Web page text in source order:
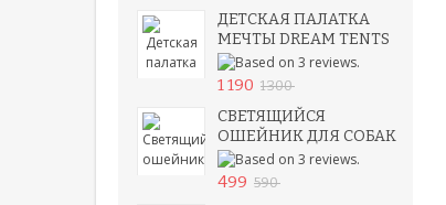
ДЕТСКАЯ ПАЛАТКА
МЕЧТЫ DREAM TENTS
1 190 1 300
СВЕТЯЩИЙСЯ
ОШЕЙНИК ДЛЯ СОБАК
499 590